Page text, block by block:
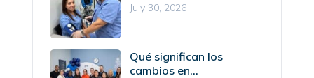
July 30, 2026
Qué significan los
cambios en...